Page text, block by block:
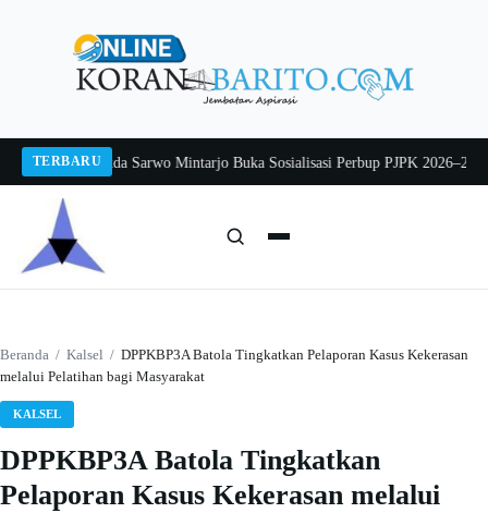
TERBARU
2026Pj Sekda Sarwo Mintarjo Buka Sosialisasi Perbup PJPK 2026–2030
Beranda / Kalsel / DPPKBP3A Batola Tingkatkan Pelaporan Kasus Kekerasan
melalui Pelatihan bagi Masyarakat
KALSEL
DPPKBP3A Batola Tingkatkan
Pelaporan Kasus Kekerasan melalui